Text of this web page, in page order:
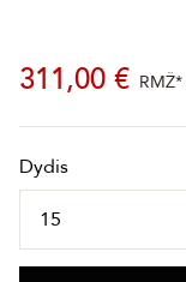
311,00 € RMŽ*
Dydis